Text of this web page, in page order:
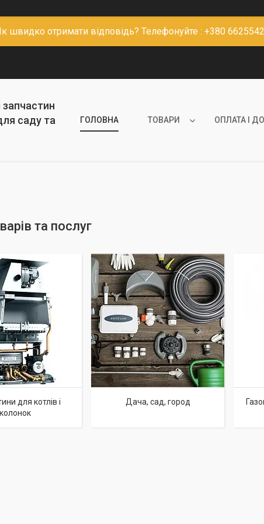
швидко отримати відповідь? Телефонуйте : +380
саду та
ГОЛОВНА ТОВАРИ ОПЛАТА І
та послуг
для котлів і
колонок
Дача, сад, город